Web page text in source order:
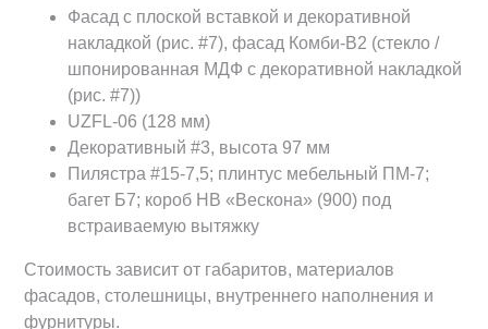
Фасад с плоской вставкой и декоративной
накладкой (рис. #7), фасад Комби-В2 (стекло /
шпонированная МДФ с декоративной накладкой
(рис. #7))
UZFL-06 (128 мм)
Декоративный #3, высота 97 мм
Пилястра #15-7,5; плинтус мебельный ПМ-7;
багет Б7; короб HB «Вескона» (900) под
встраиваемую вытяжку
Стоимость зависит от габаритов, материалов
фасадов, столешницы, внутреннего наполнения и
фурнитуры.